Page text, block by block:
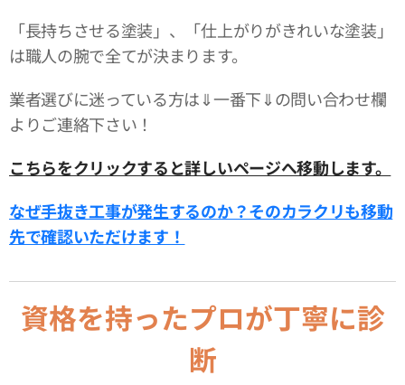
「長持ちさせる塗装」、「仕上がりがきれいな塗装」
は職人の腕で全てが決まります。
業者選びに迷っている方は⇓一番下⇓の問い合わせ欄
よりご連絡下さい！
こちらをクリックすると詳しいページへ移動します。
なぜ手抜き工事が発生するのか？そのカラクリも移動
先で確認いただけます！
資格を持ったプロが丁寧に診
断